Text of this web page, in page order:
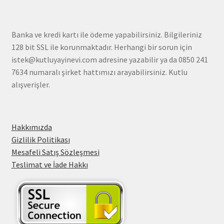
Banka ve kredi kartı ile ödeme yapabilirsiniz. Bilgileriniz
128 bit SSL ile korunmaktadır. Herhangi bir sorun için
istek@kutluyayinevi.com adresine yazabilir ya da 0850 241
7634 numaralı şirket hattımızı arayabilirsiniz. Kutlu
alışverişler.
Hakkımızda
Gizlilik Politikası
Mesafeli Satış Sözleşmesi
Teslimat ve İade Hakkı